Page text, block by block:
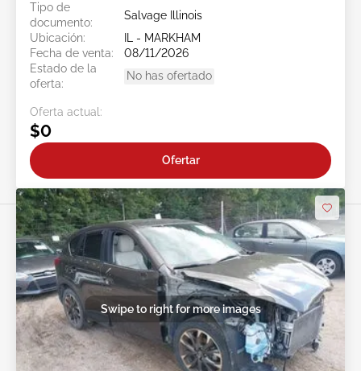
Tipo de
documento:
Salvage Illinois
Ubicación:
IL - MARKHAM
Fecha de venta:
08/11/2026
Estado de la
oferta:
No has ofertado
Oferta actual:
$0
Ofertar
Swipe to right for more images